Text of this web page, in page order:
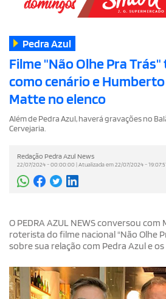
Pedra Azul
Filme "Não Olhe Pra
como cenário e
Matte no elenco
Além de Pedra Azul, haverá gravações no
Cervejaria.
Redação Pedra Azul News
22/07/2024 - 00:00:00 | Atualizada em 22/07/2024 -
O PEDRA AZUL NEWS conversou
roterista do filme nacional "Não Olhe
sobre sua relação com Pedra Azul e